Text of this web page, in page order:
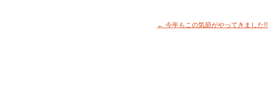
← 今年もこの気節がやってきました!!